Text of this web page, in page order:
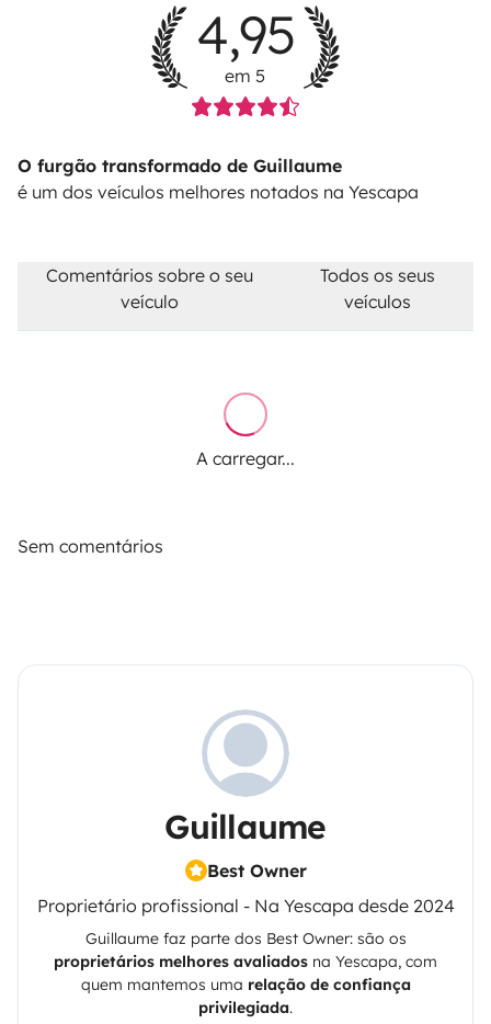
4,95
em 5
O furgão transformado de Guillaume
é um dos veículos melhores notados na Yescapa
Comentários sobre o seu
veículo
Todos os seus
veículos
A carregar...
Sem comentários
Guillaume
Best Owner
Proprietário profissional - Na Yescapa desde 2024
Guillaumefaz parte dos Best Owner: são os
proprietários melhores avaliados na Yescapa, com
quem mantemos uma relação de confiança
privilegiada.